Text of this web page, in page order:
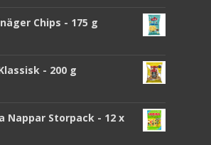
Chips - 175 g
- 200 g
Nappar Storpack - 12 x